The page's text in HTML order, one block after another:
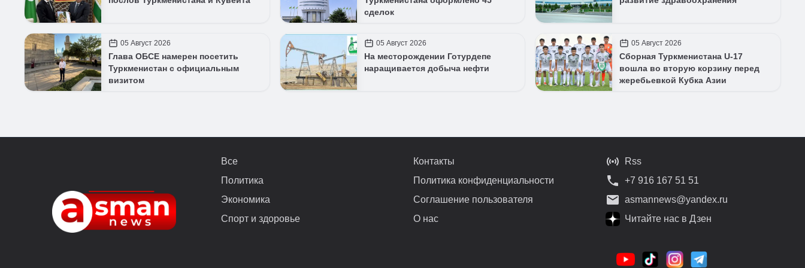
05 Август 2026
Глава ОБСЕ намерен посетить
Туркменистан с официальным
визитом
сделок
05 Август 2026
На месторождении Готурдепе
наращивается добыча нефти
05 Август 2026
Сборная Туркменистана U-17
вошла во вторую корзину перед
жеребьевкой Кубка Азии
Все
Политика
Экономика
Спорт и здоровье
Контакты
Политика конфиденциальности
Соглашение пользователя
О нас
Rss
+7 916 167 51 51
asmannews@yandex.ru
Читайте нас в Дзен